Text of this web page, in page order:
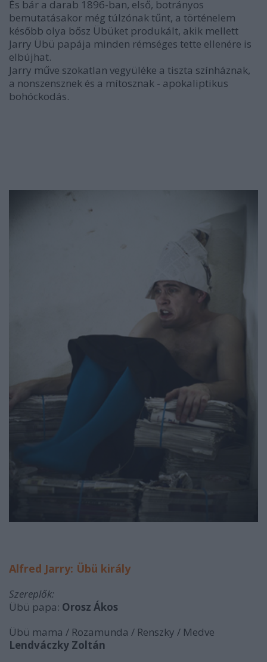
És bár a darab 1896-ban, első, botrányos
bemutatásakor még túlzónak tűnt, a történelem
később olya bősz Übüket produkált, akik mellett
Jarry Übü papája minden rémséges tette ellenére is
elbújhat.
Jarry műve szokatlan vegyüléke a tiszta színháznak,
a nonszensznek és a mítosznak - apokaliptikus
bohóckodás.
Alfred Jarry: Übü király
Szereplők:
Übü papa: Orosz Ákos
Übü mama / Rozamunda / Renszky / Medve
Lendváczky Zoltán